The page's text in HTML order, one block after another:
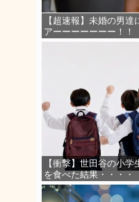
【超速報】未婚の男
アーーーーーーー！！
【衝撃】世田谷の小学
を食べた結果・・・・